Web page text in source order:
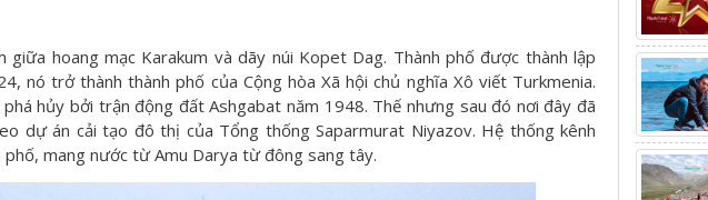
giữa hoang mạc Karakum và dãy núi Kopet Dag. Thành phố được thành lập
nó trở thành thành phố của Cộng hòa Xã hội chủ nghĩa Xô viết Turkmenia.
hủy bởi trận động đất Ashgabat năm 1948. Thế nhưng sau đó nơi đây đã
dự án cải tạo đô thị của Tổng thống Saparmurat Niyazov. Hệ thống kênh
phố, mang nước từ Amu Darya từ đông sang tây.